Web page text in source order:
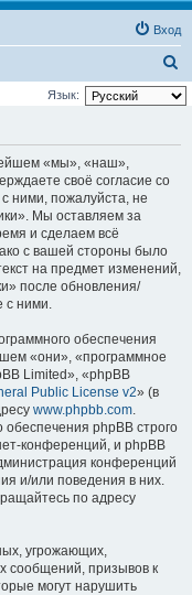
Вход
о
Язык:
«мы», «наш»,
своё согласие со
ними, пожалуйста, не
Мы оставляем за
и сделаем всё
с вашей стороны было
на предмет изменений,
после обновления/
с ними.
обеспечения
«они», «программное
Limited», «phpBB
Public License v2» (в
www.phpbb.com.
phpBB строго
конференций, и phpBB
конференций
и/или поведения в них.
по адресу
угрожающих,
сообщений, призывов к
могут нарушить